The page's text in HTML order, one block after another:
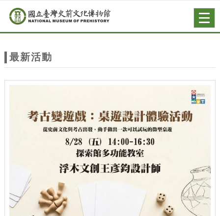
站
主
跳到主要內容
網站導覽
最新活動